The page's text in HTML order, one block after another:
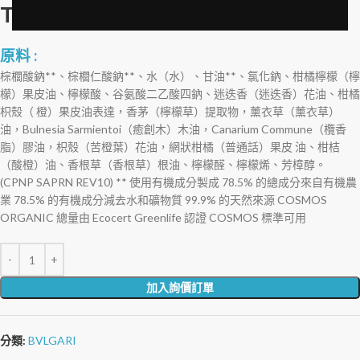
The Rerum Natura 香皂-20g
原料 :
棕櫚酸鈉**、棕櫚仁酸鈉**、水（水）、甘油**、氯化鈉、柑橘檸檬（檸
檬）果皮油、檸檬酸、谷氨酸二乙酸四鈉、迷迭香（迷迭香）花油、柑橘
枳殼（ 橙）果皮油表達，香茅（檸檬草）提取物，薰衣草（薰衣草）
油，Bulnesia Sarmientoi（癒創木）木油，Canarium Commune（欖香
脂）膠油，枳殼（苦橙葉）花油，網狀柑橘（普通話）果皮 油、柑桔
（酸橙）油、香根草（香根草）根油、檸檬醛、檸檬烯、芳樟醇。
(CPNP SAPRN REV10) ** 使用有機成分製成 78.5% 的總成分來自有機農
業 78.5% 的有機成分減去水和礦物質 99.9% 的天然來源 COSMOS
ORGANIC 總量由 Ecocert Greenlife 認證 COSMOS 標準可用
加入詢價訂單
分類: BVLGARI